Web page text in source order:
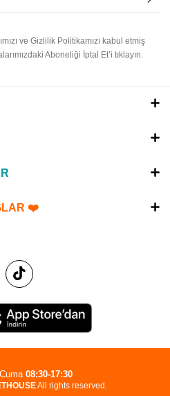
ve Gizlilik Politikamızı kabul etmiş
Aboneliği İptal Et’i tıklayın.
❤️
All rights reserved.
08:30-17:30